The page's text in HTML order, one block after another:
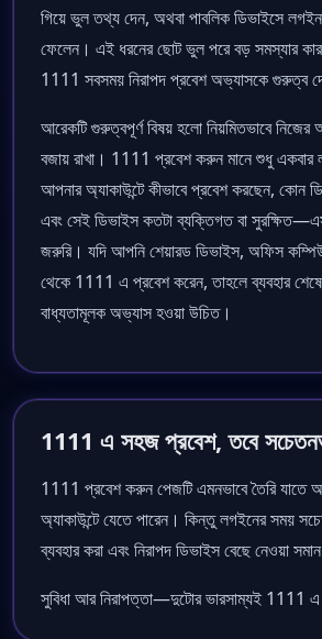
গিয়ে ভুল তথ্য দেন, অথবা পাবলিক ডিভাইসে
ফেলেন। এই ধরনের ছোট ভুল পরে বড় সমস্যার
1111 সবসময় নিরাপদ প্রবেশ অভ্যাসকে গুরুত্ব
আরেকটি গুরুত্বপূর্ণ বিষয় হলো নিয়মিতভাবে নিজের
বজায় রাখা। 1111 প্রবেশ করুন মানে শুধু একবার
আপনার অ্যাকাউন্টে কীভাবে প্রবেশ করছেন, কোন
এবং সেই ডিভাইস কতটা ব্যক্তিগত বা
জরুরি। যদি আপনি শেয়ারড ডিভাইস, অফিস
থেকে 1111 এ প্রবেশ করেন, তাহলে ব্যবহার
বাধ্যতামূলক অভ্যাস হওয়া উচিত।
1111 এ সহজ প্রবেশ, তবে
1111 প্রবেশ করুন পেজটি এমনভাবে তৈরি যাতে
অ্যাকাউন্টে যেতে পারেন। কিন্তু লগইনের সময়
ব্যবহার করা এবং নিরাপদ ডিভাইস বেছে নেওয়া
সুবিধা আর নিরাপত্তা—দুটোর ভারসাম্যই 1111